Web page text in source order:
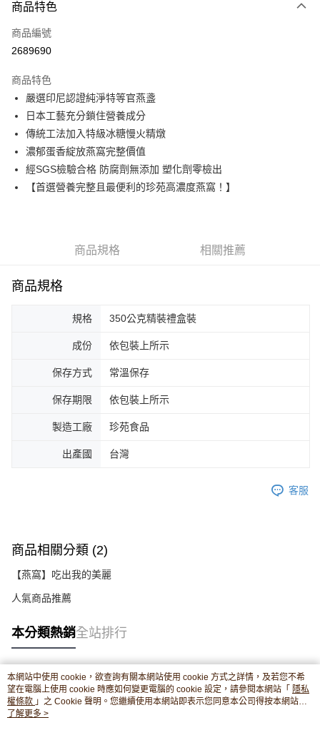
信用卡一次付款
LINE Pay
街口支付
悠遊付
ATM付款
運送方式
商品特色
商品編號
2689690
商品特色
嚴選印尼認證純淨特等官燕盞
日本工藝充分鎖住營養成分
傳統工法加入特級冰糖慢火精燉
濃郁蛋香綻放燕窩完整價值
經SGS檢驗合格 防腐劑無添加 塑化劑零檢出
【首選營養完整且最便利的珍苑高濃度燕窩！】
商品規格 相關推薦
商品規格
規格 350公克精裝禮盒裝
成份 依包裝上所示
保存方式 常溫保存
保存期限 依包裝上所示
製造工廠 珍苑食品
出產國 台灣
客服
商品相關分類 (2)
【燕窩】吃出我的美麗
人氣商品推薦
本分類熱銷全站排行
熱門標籤
本網站中使用 cookie，欲查詢有關本網站使用 cookie 方式之詳情，及若您不希
望在電腦上使用 cookie 時應如何變更電腦的 cookie 設定，請參閱本網站「 隱私
權條款 」之 Cookie 聲明。您繼續使用本網站即表示您同意本公司得按本網站使
用條款之 Cookie 聲明使用 cookie。
了解更多 >